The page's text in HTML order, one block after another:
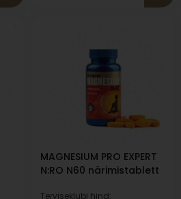
MAGNESIUM PRO EXPERT
N:RO N60 närimistablett
Terviseklubi hind: